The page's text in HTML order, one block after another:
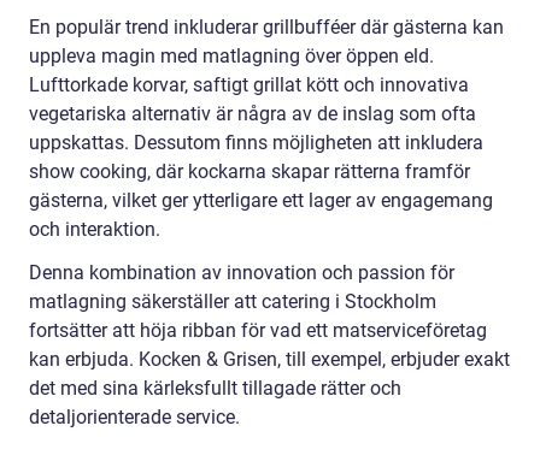
En populär trend inkluderar grillbufféer där gästerna kan
uppleva magin med matlagning över öppen eld.
Lufttorkade korvar, saftigt grillat kött och innovativa
vegetariska alternativ är några av de inslag som ofta
uppskattas. Dessutom finns möjligheten att inkludera
show cooking, där kockarna skapar rätterna framför
gästerna, vilket ger ytterligare ett lager av engagemang
och interaktion.
Denna kombination av innovation och passion för
matlagning säkerställer att catering i Stockholm
fortsätter att höja ribban för vad ett matserviceföretag
kan erbjuda. Kocken & Grisen, till exempel, erbjuder exakt
det med sina kärleksfullt tillagade rätter och
detaljorienterade service.